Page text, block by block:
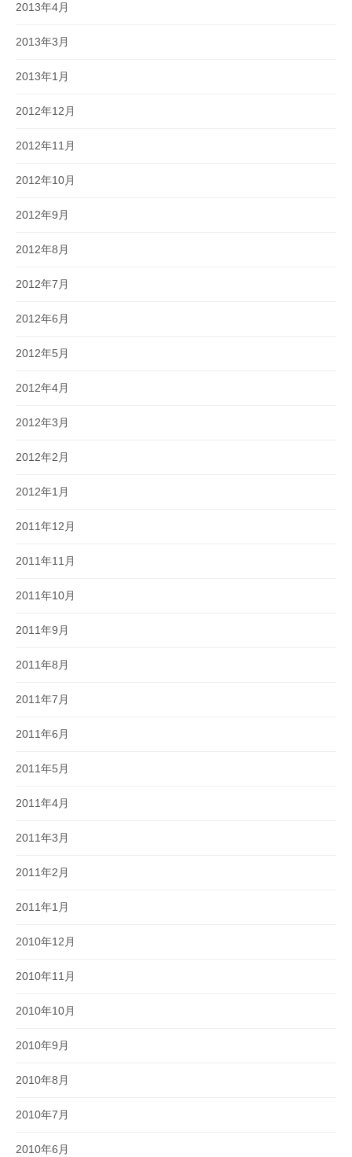
2013年4月
2013年3月
2013年1月
2012年12月
2012年11月
2012年10月
2012年9月
2012年8月
2012年7月
2012年6月
2012年5月
2012年4月
2012年3月
2012年2月
2012年1月
2011年12月
2011年11月
2011年10月
2011年9月
2011年8月
2011年7月
2011年6月
2011年5月
2011年4月
2011年3月
2011年2月
2011年1月
2010年12月
2010年11月
2010年10月
2010年9月
2010年8月
2010年7月
2010年6月